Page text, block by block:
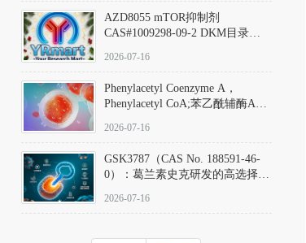
AZD8055 mTOR抑制剂
CAS#1009298-09-2 DKM目录号
激酶抑制剂的深度剖析
2026-07-16
Phenylacetyl Coenzyme A，
Phenylacetyl CoA;苯乙酰辅酶A
2026-07-16
GSK3787（CAS No. 188591-46-
0）：葛兰素史克研发的高选择
抗剂，被广泛视为研究PPARδ核
靶点药理机制的金标准化学探
2026-07-16